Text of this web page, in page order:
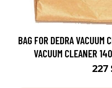
BAG FOR DEDRA VACUUM
VACUUM CLEANER
227